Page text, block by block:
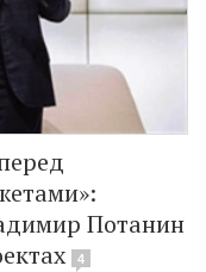
Потанин
4